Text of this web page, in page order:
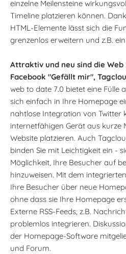
einzelne Meilensteine
Timeline platzieren können.
HTML-Elemente lässt sich die
grenzenlos erweitern und z.B.
Attraktiv und neu sind die Web
Facebook "Gefällt mir",
web to date 7.0 bietet eine Fülle
sich einfach in Ihre Homepage
nahtlose Integration von Twitter
internetfähigen Gerät aus kurze
Website platzieren. Auch
binden Sie mit Leichtigkeit ein -
Möglichkeit, Ihre Besucher auf
hinzuweisen. Mit dem
Ihre Besucher über neue
ohne dass sie Ihre Homepage
Externe RSS-Feeds, z.B.
problemlos integrieren.
der Homepage-Software
und Forum.